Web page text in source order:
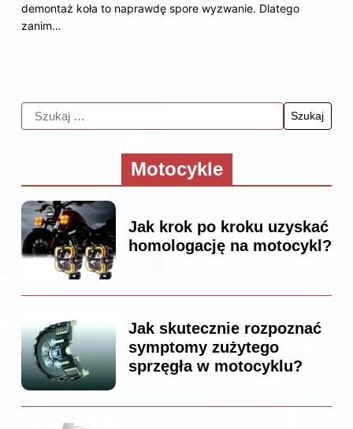
demontaż koła to naprawdę spore wyzwanie. Dlatego
zanim…
Motocykle
Jak krok po kroku uzyskać
homologację na motocykl?
Jak skutecznie rozpoznać
symptomy zużytego
sprzęgła w motocyklu?